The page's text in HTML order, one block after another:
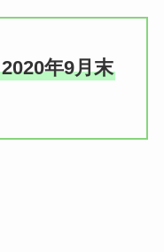
2020年9月末